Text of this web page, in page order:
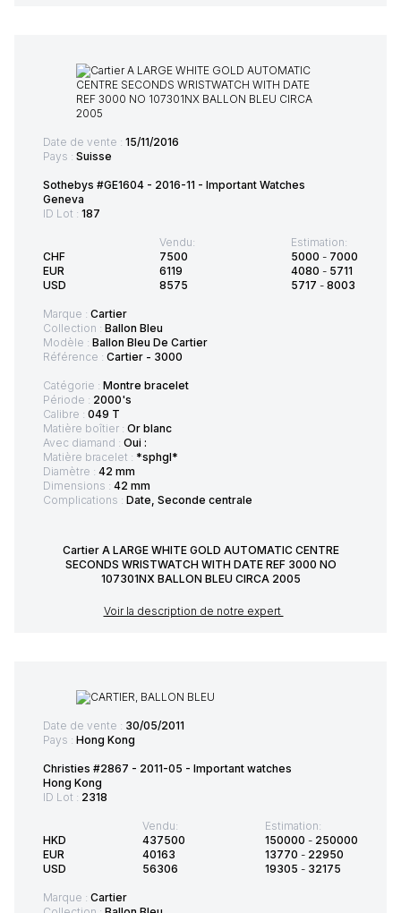
Date de vente : 15/11/2016
Pays : Suisse
Sothebys #GE1604 - 2016-11 - Important Watches
Geneva
ID Lot : 187
CHF
EUR
USD
Vendu:
7500
6119
8575
Estimation:
5000 - 7000
4080 - 5711
5717 - 8003
Marque : Cartier
Collection : Ballon Bleu
Modèle : Ballon Bleu De Cartier
Référence : Cartier - 3000
Catégorie : Montre bracelet
Période : 2000's
Calibre : 049 T
Matière boîtier : Or blanc
Avec diamand : Oui :
Matière bracelet : *sphgl*
Diamètre : 42 mm
Dimensions : 42 mm
Complications : Date, Seconde centrale
Cartier A LARGE WHITE GOLD AUTOMATIC CENTRE
SECONDS WRISTWATCH WITH DATE REF 3000 NO
107301NX BALLON BLEU CIRCA 2005
Voir la description de notre expert
Date de vente : 30/05/2011
Pays : Hong Kong
Christies #2867 - 2011-05 - Important watches
Hong Kong
ID Lot : 2318
HKD
EUR
USD
Vendu:
437500
40163
56306
Estimation:
150000 - 250000
13770 - 22950
19305 - 32175
Marque : Cartier